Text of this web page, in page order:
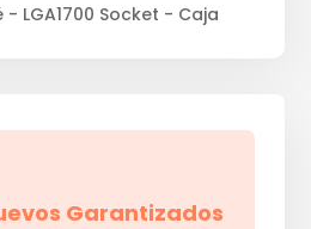
- LGA1700 Socket - Caja
Garantizados